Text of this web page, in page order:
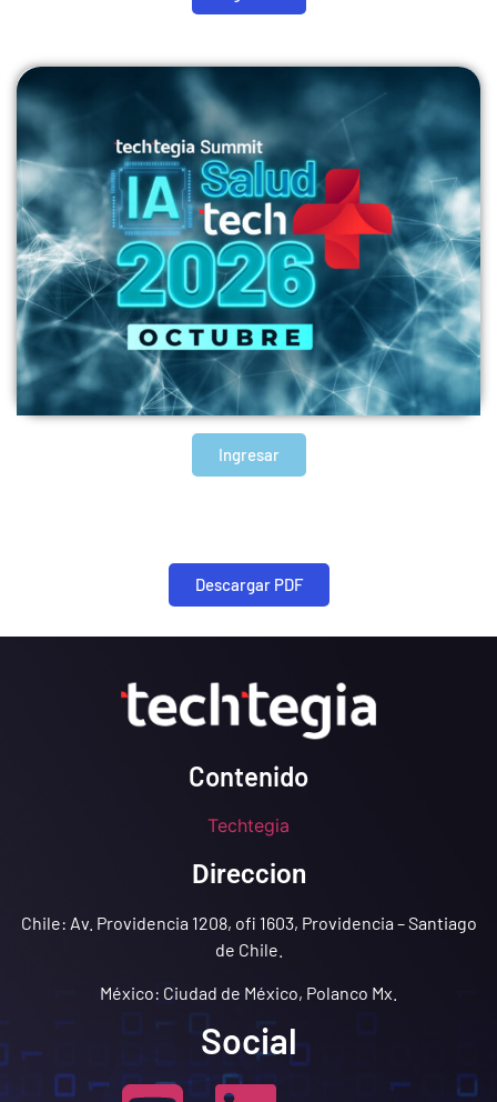
Ingresar
Descargar PDF
Contenido
Techtegia
Direccion
Chile: Av. Providencia 1208, ofi 1603, Providencia – Santiago
de Chile.
México: Ciudad de México, Polanco Mx.
Social